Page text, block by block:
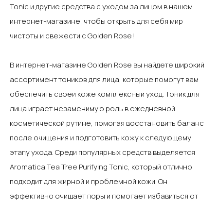
Tonic и другие средства с уходом за лицом в нашем
интернет-магазине, чтобы открыть для себя мир
чистоты и свежести с Golden Rose!
В интернет-магазине Golden Rose вы найдете широкий
ассортимент тоников для лица, которые помогут вам
обеспечить своей коже комплексный уход. Тоник для
лица играет незаменимую роль в ежедневной
косметической рутине, помогая восстановить баланс
после очищения и подготовить кожу к следующему
этапу ухода.‍ Среди популярных средств выделяется
Aromatica Tea Tree Purifying Tonic, который отлично
подходит для жирной и проблемной кожи. Он
эффективно очищает поры и помогает избавиться от